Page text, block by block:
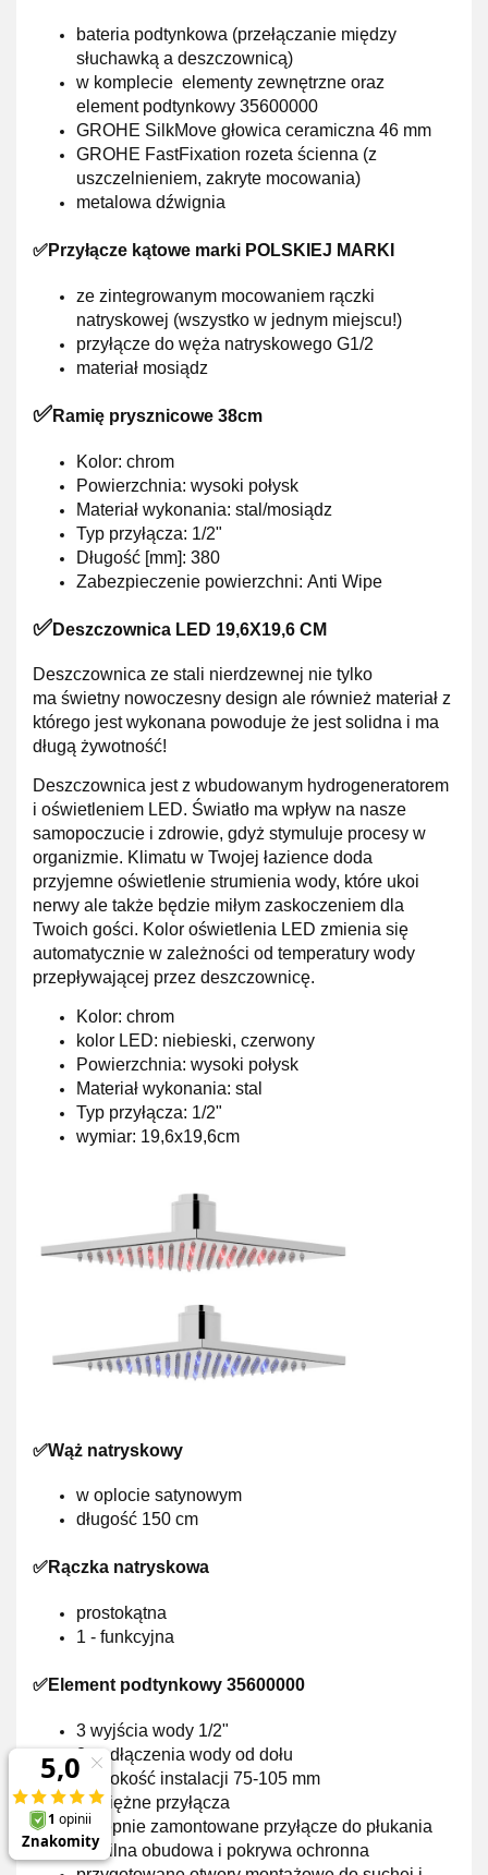
bateria podtynkowa (przełączanie między
słuchawką a deszczownicą)
w komplecie elementy zewnętrzne oraz
element podtynkowy 35600000
GROHE SilkMove głowica ceramiczna 46 mm
GROHE FastFixation rozeta ścienna (z
uszczelnieniem, zakryte mocowania)
metalowa dźwignia
✅Przyłącze kątowe marki POLSKIEJ MARKI
ze zintegrowanym mocowaniem rączki
natryskowej (wszystko w jednym miejscu!)
przyłącze do węża natryskowego G1/2
materiał mosiądz
✅Ramię prysznicowe 38cm
Kolor: chrom
Powierzchnia: wysoki połysk
Materiał wykonania: stal/mosiądz
Typ przyłącza: 1/2"
Długość [mm]: 380
Zabezpieczenie powierzchni: Anti Wipe
✅Deszczownica LED 19,6X19,6 CM
Deszczownica ze stali nierdzewnej nie tylko
ma świetny nowoczesny design ale również materiał z
którego jest wykonana powoduje że jest solidna i ma
długą żywotność!
Deszczownica jest z wbudowanym hydrogeneratorem
i oświetleniem LED. Światło ma wpływ na nasze
samopoczucie i zdrowie, gdyż stymuluje procesy w
organizmie. Klimatu w Twojej łazience doda
przyjemne oświetlenie strumienia wody, które ukoi
nerwy ale także będzie miłym zaskoczeniem dla
Twoich gości. Kolor oświetlenia LED zmienia się
automatycznie w zależności od temperatury wody
przepływającej przez deszczownicę.
Kolor: chrom
kolor LED: niebieski, czerwony
Powierzchnia: wysoki połysk
Materiał wykonania: stal
Typ przyłącza: 1/2"
wymiar: 19,6x19,6cm
✅Wąż natryskowy
w oplocie satynowym
długość 150 cm
✅Rączka natryskowa
prostokątna
1 - funkcyjna
✅Element podtynkowy 35600000
3 wyjścia wody 1/2"
2 podłączenia wody od dołu
głębokość instalacji 75-105 mm
mosiężne przyłącza
wstępnie zamontowane przyłącze do płukania
stabilna obudowa i pokrywa ochronna